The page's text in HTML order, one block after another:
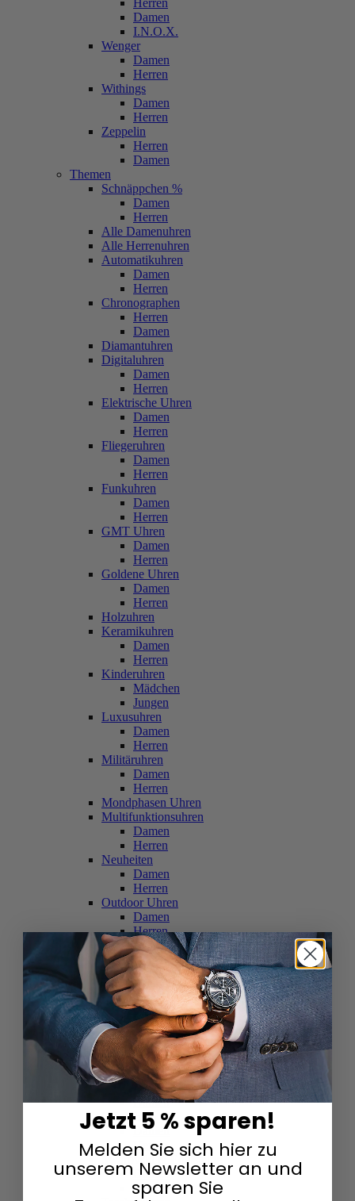
Herren
Damen
I.N.O.X.
Wenger
Damen
Herren
Withings
Damen
Herren
Zeppelin
Herren
Damen
Themen
Schnäppchen %
Damen
Herren
Alle Damenuhren
Alle Herrenuhren
Automatikuhren
Damen
Herren
Chronographen
Herren
Damen
Diamantuhren
Digitaluhren
Damen
Herren
Elektrische Uhren
Damen
Herren
Fliegeruhren
Damen
Herren
Funkuhren
Damen
Herren
GMT Uhren
Damen
Herren
Goldene Uhren
Damen
Herren
Holzuhren
Keramikuhren
Damen
Herren
Kinderuhren
Mädchen
Jungen
Luxusuhren
Damen
Herren
Militäruhren
Damen
Herren
Mondphasen Uhren
Multifunktionsuhren
Damen
Herren
Neuheiten
Damen
Herren
Outdoor Uhren
Damen
Herren
Schweizer Uhren
Damen
Herren
Skelettuhren
Damen
Herren
Smartwatches
Damen
Herren
Solaruhren
Herren
Damen
Sportuhren
Damen
Herren
Swarovski & Edelsteine
Damen
Herren
Jetzt 5 % sparen!
Melden Sie sich hier zu
unserem Newsletter an und
sparen Sie